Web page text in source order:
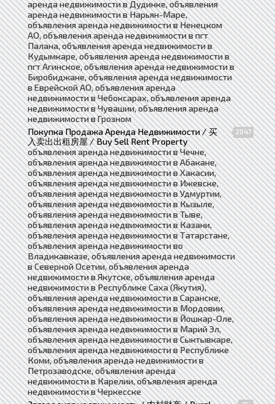
аренда недвижимости в Дудинке, объявления
аренда недвижимости в Нарьян-Маре,
объявления аренда недвижимости в Ненецком
АО, объявления аренда недвижимости в пгт
Палана, объявления аренда недвижимости в
Кудымкаре, объявления аренда недвижимости в
пгт Агинское, объявления аренда недвижимости в
Биробиджане, объявления аренда недвижимости
в Еврейской АО, объявления аренда
недвижимости в Чебоксарах, объявления аренда
недвижимости в Чувашии, объявления аренда
недвижимости в Грозном
Покупка Продажа Аренда Недвижимости / 买
入卖出出租房屋 / Buy Sell Rent Property
2047
объявления аренда недвижимости в Чечне,
объявления аренда недвижимости в Абакане,
объявления аренда недвижимости в Хакасии,
объявления аренда недвижимости в Ижевске,
объявления аренда недвижимости в Удмуртии,
объявления аренда недвижимости в Кызыле,
объявления аренда недвижимости в Тыве,
объявления аренда недвижимости в Казани,
объявления аренда недвижимости в Татарстане,
объявления аренда недвижимости во
Владикавказе, объявления аренда недвижимости
в Северной Осетии, объявления аренда
недвижимости в Якутске, объявления аренда
недвижимости в Республике Саха (Якутия),
объявления аренда недвижимости в Саранске,
объявления аренда недвижимости в Мордовии,
объявления аренда недвижимости в Йошкар-Оле,
объявления аренда недвижимости в Марий Эл,
объявления аренда недвижимости в Сыктывкаре,
объявления аренда недвижимости в Республике
Коми, объявления аренда недвижимости в
Петрозаводске, объявления аренда
недвижимости в Карелии, объявления аренда
недвижимости в Черкесске